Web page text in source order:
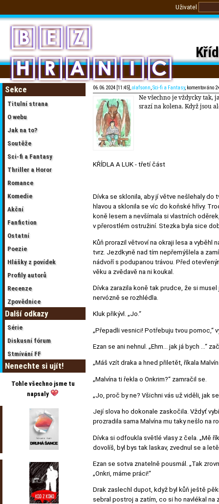
Uživatel
Sekce
Titulní strana
O webu
Jak na to?
Soutěže
Sci-fi a Fantasy
Thriller a Horor
Romance
Komedie
Akční
Fanfiction
Ostatní
Poezie
Hlášky z povídek
Profily autorů
Recenze
Zpovědnice
Další odkazy
Série
Diskusní fórum
Stmívání FF
Nenechte si ujít!
Tohle všechno jsme tu
napsaly
06.06.2024 [11:45],olafsonn,Sci-fi a Fantasy, komentováno
Ne všechno je vždycky tak,
srazí na kolena. Když jsou
KŘÍDLA A LUK - třetí část
Dívka se sklonila, aby jí větve nešlehaly
hlavou a sklonila se víc do koňské hřívy.
koně lesem a nevšímala si vlastních
v přerostlém ostružiní. Stezka byla sice
Kůň prorazil větvoví na okraji lesa a vyběhl
tvrz. Jezdkyně nad tím nepřemýšlela a
nádvoří s podupanou trávou. Před
věku a zvědavě na ni koukal.
Dívka zarazila koně tak prudce, že si
nervózně se rozhlédla.
Kluk přikývl. „Jo.“
„Přepadli vesnici! Potřebuju tvou pomoc,“
Ezan se ani nehnul. „Ehm... jak já bych ...“
„Máš vzít draka a hned přiletět, říkala
„Malvína ti řekla o Onkrim?“ zamračil se.
„Jo, proč by ne? Všichni vás už viděli, jak
Její slova ho dokonale zaskočila. Vždyť
prozradila sama Malvína mu taky nešlo na
Dívka si odfoukla světlé vlasy z čela. „Mě
dovolíš, byl bys tak laskav, zvednul se a
Ezan se sotva znatelně pousmál. „Tak
„Onkri, máme práci!“
Drak zaslechl dupot, když byl kůň ještě
sebral postroj a zatím, co si ho navlékal na